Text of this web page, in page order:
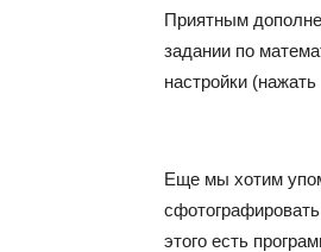
Приятным
задании по
настройки
Еще мы хотим
этого есть